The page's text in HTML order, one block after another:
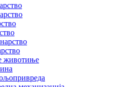
животиње